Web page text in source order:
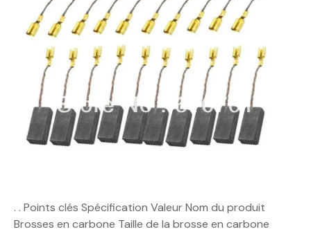
. . Points clés Spécification Valeur Nom du produit
Brosses en carbone Taille de la brosse en carbone